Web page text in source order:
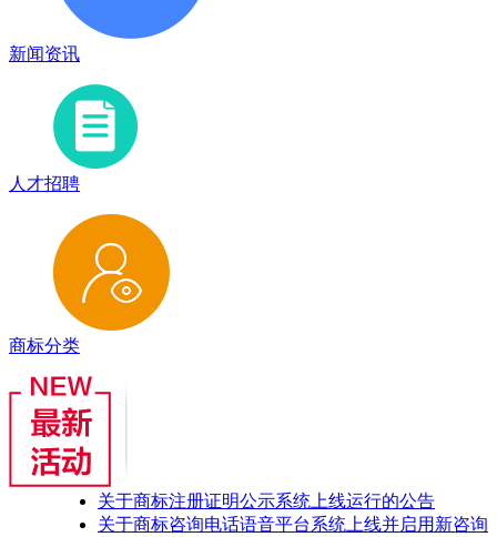
新闻资讯
人才招聘
商标分类
关于商标注册证明公示系统上线运行的公告
关于商标咨询电话语音平台系统上线并启用新咨询